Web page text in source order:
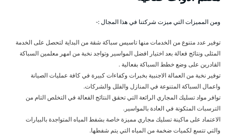
ومن المميزات التي ميزت شركتنا في هذا المجال :-
توفير عدد متنوع من الخدمات منها تاسيس سباكة شقة من البداية لتحصل على الخدمة
المثلى ونتائج فعالة بعد اختيار افضل المواسير وتواجد نخبة من امهر معلمين السباكة
القادرين على وضع خطط السباكة بفعالية .
توفير نخبة من العمالة الاجنبية بخبرات وكفاءات كبيرة في كافة عمليات الصيانة
واعمال السباكة المتنوعة في المنازل والفلل والشركات.
توافر مواد تسليك المجاري الرائعة التي تحقق النتائج الفعالة في التخلص التام من
الترسبات المتكونة في العادة بالمواسير.
الاعتماد على ماكينة تسليك مجاري مميزة خاصة بشفط المياه المتواجدة بالبيارات
والتي تتسع لكميات ضخمة من المياه التي يتم شفطها.